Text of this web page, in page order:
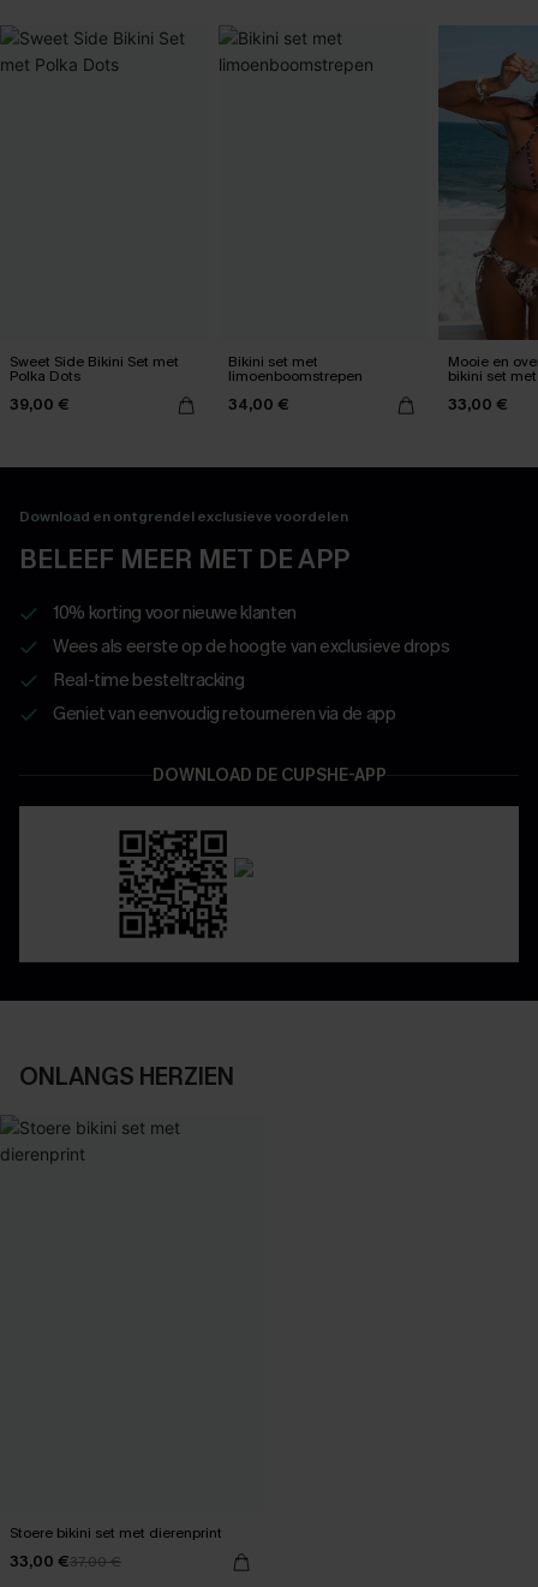
Sweet Side Bikini Set met
Polka Dots
39,00 €
Bikini set met
limoenboomstrepen
34,00 €
Mooie en
bikini set
33,00 €
Download en ontgrendel exclusieve voordelen
BELEEF MEER MET DE APP
10% korting voor nieuwe klanten
Wees als eerste op de hoogte van exclusieve drops
Real-time besteltracking
Geniet van eenvoudig retourneren via de app
DOWNLOAD DE CUPSHE-APP
ONLANGS HERZIEN
Stoere bikini set met dierenprint
33,00 €37,00 €